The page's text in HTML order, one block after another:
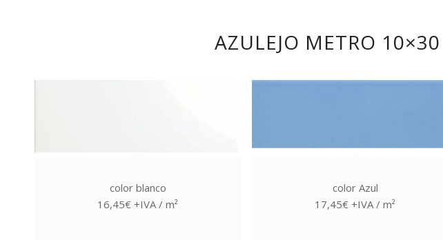
AZULEJO METRO
color blanco
16,45€ +IVA / m²
color Azul
17,45€ +IVA / m²